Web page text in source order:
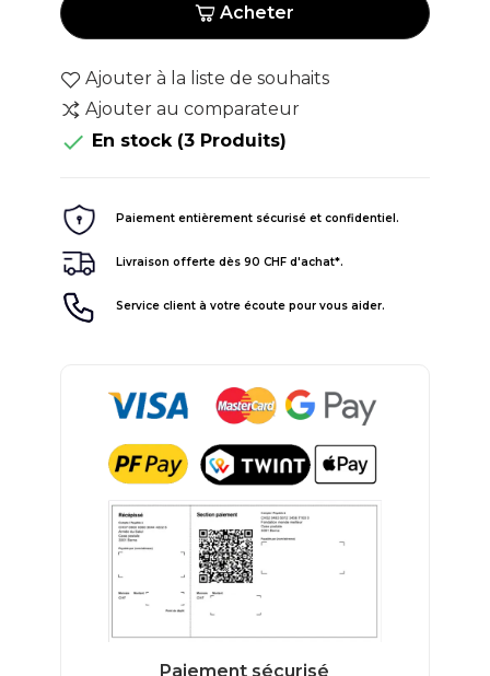
Acheter
Ajouter à la liste de souhaits
Ajouter au comparateur
 En stock (3 Produits)
Paiement entièrement sécurisé et confidentiel.
Livraison offerte dès 90 CHF d'achat*.
Service client à votre écoute pour vous aider.